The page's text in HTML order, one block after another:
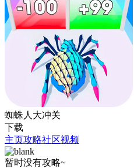
蜘蛛人大冲关
下载
主页攻略社区视频
暂时没有攻略~